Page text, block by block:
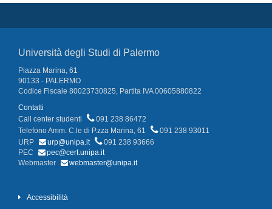
Università degli Studi di Palermo
Piazza Marina, 61
90133 - PALERMO
Codice Fiscale 80023730825, Partita IVA 00605880822
Contatti
Call center studenti
091 238 86472
Telefono Amm. C.le di P.zza Marina, 61
091 238 93011
URP
urp@unipa.it
091 238 93666
PEC
pec@cert.unipa.it
Webmaster
webmaster@unipa.it
Accessibilità